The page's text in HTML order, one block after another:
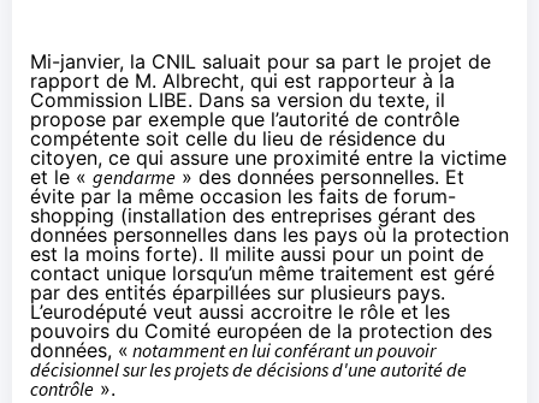
Mi-janvier, la CNIL saluait pour sa part le projet de
rapport de M. Albrecht, qui est rapporteur à la
Commission LIBE. Dans sa version du texte, il
propose par exemple que l’autorité de contrôle
compétente soit celle du lieu de résidence du
citoyen, ce qui assure une proximité entre la victime
et le « gendarme » des données personnelles. Et
évite par la même occasion les faits de forum-
shopping (installation des entreprises gérant des
données personnelles dans les pays où la protection
est la moins forte). Il milite aussi pour un point de
contact unique lorsqu’un même traitement est géré
par des entités éparpillées sur plusieurs pays.
L’eurodéputé veut aussi accroitre le rôle et les
pouvoirs du Comité européen de la protection des
données, « notamment en lui conférant un pouvoir
décisionnel sur les projets de décisions d'une autorité de
contrôle ».